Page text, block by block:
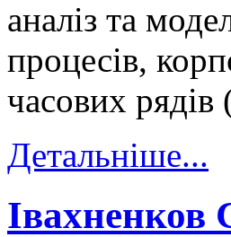
аналіз та
процесів,
часових
Детальніше...
Івахненков